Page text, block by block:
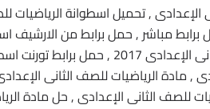
برابط مباشر , حمل برابط من الارشيف
اسطوانة الرياضيات للصف الثانى
, مادة الرياضيات للصف الثانى
للصف الثانى الإعدادى , حل مادة